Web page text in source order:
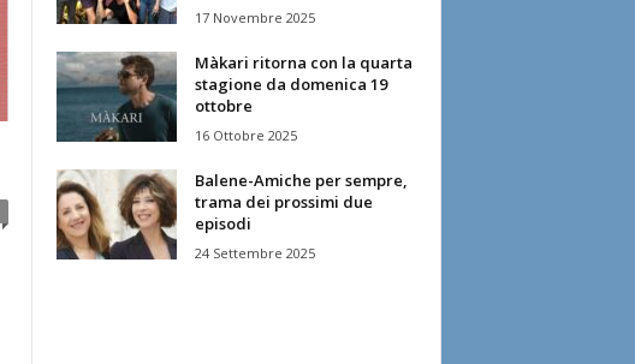
17 Novembre 2025
Màkari ritorna con la quarta
stagione da domenica 19
ottobre
16 Ottobre 2025
Balene-Amiche per sempre,
trama dei prossimi due
episodi
24 Settembre 2025